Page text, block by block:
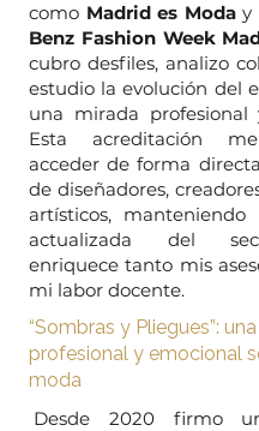
como Madrid es Moday
Benz Fashion Week
cubro desfiles, analizo
estudio la evolución del
una mirada profesional
Esta acreditación
acceder de forma
de diseñadores,
artísticos, manteniendo
actualizada del
enriquece tanto mis
mi labor docente.
“Sombras y Pliegues”:
profesional y emocional
moda
Desde 2020 firmo